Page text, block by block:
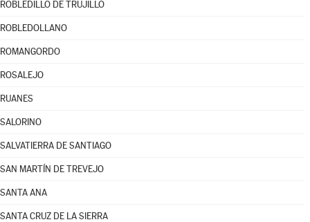
ROBLEDILLO DE TRUJILLO
ROBLEDOLLANO
ROMANGORDO
ROSALEJO
RUANES
SALORINO
SALVATIERRA DE SANTIAGO
SAN MARTÍN DE TREVEJO
SANTA ANA
SANTA CRUZ DE LA SIERRA